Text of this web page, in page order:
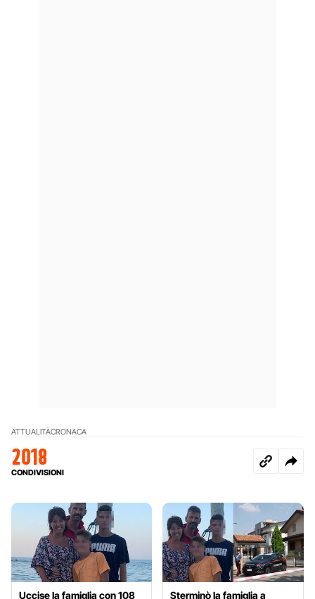
ATTUALITÀCRONACA
2018
CONDIVISIONI
Uccise la famiglia con 108
Sterminò la famiglia a